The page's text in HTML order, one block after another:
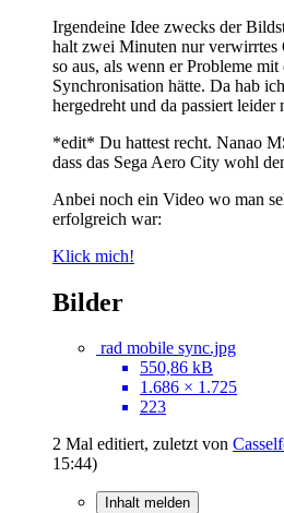
Irgendeine Idee zwecks der
halt zwei Minuten nur verwirrtes
so aus, als wenn er Probleme
Synchronisation hätte. Da hab
hergedreht und da passiert leider
*edit* Du hattest recht. Nanao
dass das Sega Aero City wohl
Anbei noch ein Video wo man
erfolgreich war:
Klick mich!
Bilder
rad mobile sync.jpg
550,86 kB
1.686 × 1.725
223
2 Mal editiert, zuletzt von
15:44)
Inhalt melden